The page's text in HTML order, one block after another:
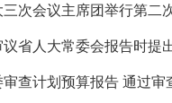
次会议主席团举行第二
省人大常委会报告时提
查计划预算报告 通过审